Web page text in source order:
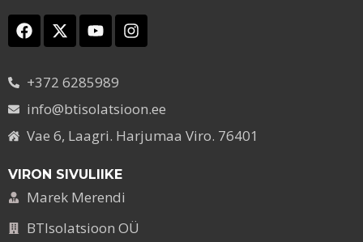
+372 6285989
info@btisolatsioon.ee
Vae 6, Laagri. Harjumaa Viro. 76401
VIRON SIVULIIKE
Marek Merendi
BTIsolatsioon OÜ